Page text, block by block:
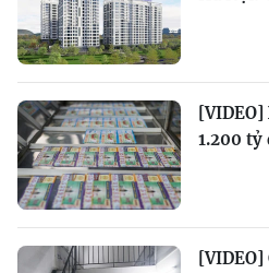
[VIDEO]
1.200 tỷ